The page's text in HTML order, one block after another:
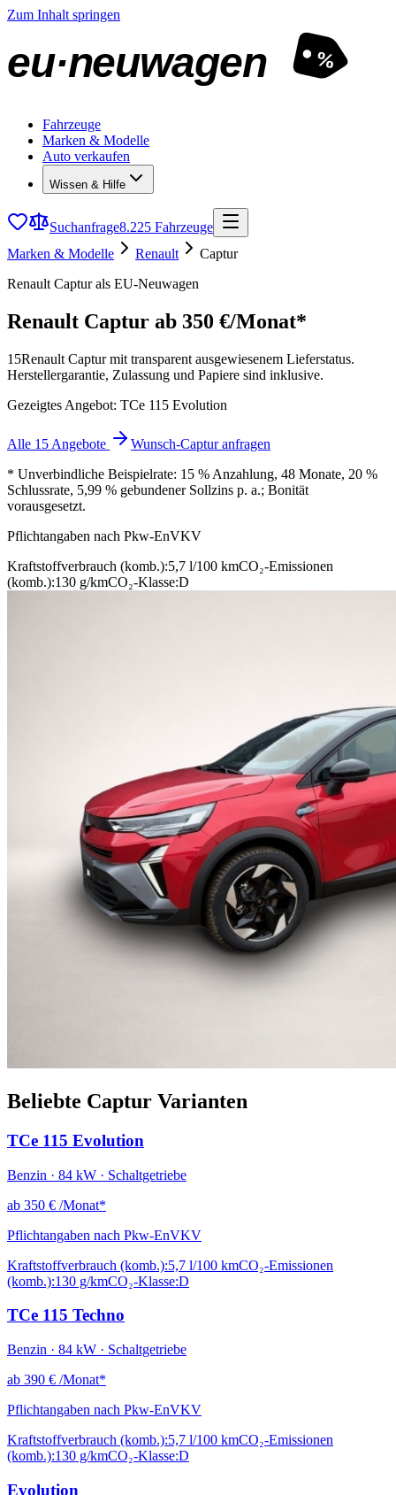
Zum Inhalt springen
eu·neuwagen %
Fahrzeuge
Marken & Modelle
Auto verkaufen
Wissen & Hilfe
Suchanfrage8.225 Fahrzeuge
Marken & Modelle
Renault
Captur
Renault Captur als EU-Neuwagen
Renault Captur ab 350 €/Monat*
15Renault Captur mit transparent ausgewiesenem Lieferstatus.
Herstellergarantie, Zulassung und Papiere sind inklusive.
Gezeigtes Angebot: TCe 115 Evolution
Alle 15 Angebote
Wunsch-Captur anfragen
* Unverbindliche Beispielrate: 15 % Anzahlung, 48 Monate, 20 %
Schlussrate, 5,99 % gebundener Sollzins p. a.; Bonität
vorausgesetzt.
Pflichtangaben nach Pkw-EnVKV
Kraftstoffverbrauch (komb.):5,7 l/100 kmCO₂-Emissionen
(komb.):130 g/kmCO₂-Klasse:D
Beliebte Captur Varianten
TCe 115 Evolution
Benzin · 84 kW · Schaltgetriebe
ab 350 € /Monat*
Pflichtangaben nach Pkw-EnVKV
Kraftstoffverbrauch (komb.):5,7 l/100 kmCO₂-Emissionen
(komb.):130 g/kmCO₂-Klasse:D
TCe 115 Techno
Benzin · 84 kW · Schaltgetriebe
ab 390 € /Monat*
Pflichtangaben nach Pkw-EnVKV
Kraftstoffverbrauch (komb.):5,7 l/100 kmCO₂-Emissionen
(komb.):130 g/kmCO₂-Klasse:D
Evolution